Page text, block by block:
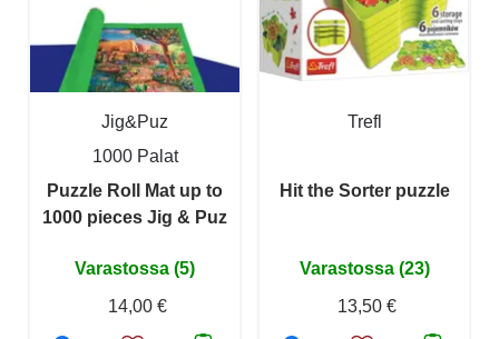
Jig&Puz
1000 Palat
Puzzle Roll Mat up to
1000 pieces Jig & Puz
Varastossa (5)
14,00 €
Trefl
Hit the Sorter puzzle
Varastossa (23)
13,50 €